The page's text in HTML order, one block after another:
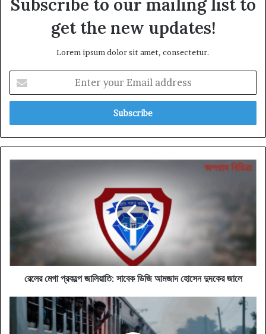
Subscribe to our mailing list to
get the new updates!
Lorem ipsum dolor sit amet, consectetur.
your
Email
আমজাদ
দুদকের
রেলের মেগা প্রকল্পে জালিয়াতি: সাবেক ডিজি আমজাদ হোসেন দুদকের জালে
কুমিল্লার